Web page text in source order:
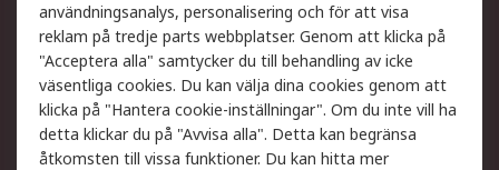
Support
Få hjälp
Retur av varor
Leverans
Spåra din order
Begär en fakturakopi
Fördelar med RS-konto
användningsanalys, personalisering och för att visa
reklam på tredje parts webbplatser. Genom att klicka på
"Acceptera alla" samtycker du till behandling av icke
väsentliga cookies. Du kan välja dina cookies genom att
klicka på "Hantera cookie-inställningar". Om du inte vill ha
detta klickar du på "Avvisa alla". Detta kan begränsa
åtkomsten till vissa funktioner. Du kan hitta mer